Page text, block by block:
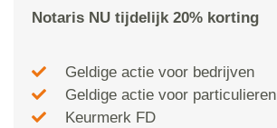
Notaris NU tijdelijk 20% korting
Geldige actie voor bedrijven
Geldige actie voor particulieren
Keurmerk FD